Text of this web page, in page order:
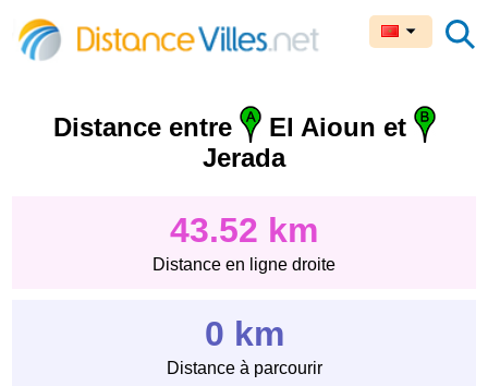
Distance entre
El Aioun et
Jerada
43.52 km
Distance en ligne droite
0 km
Distance à parcourir